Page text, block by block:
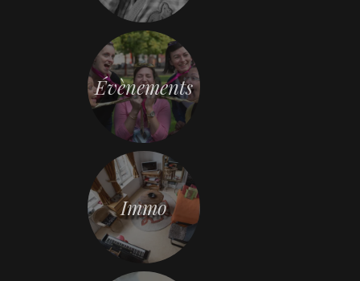
Évènements
Immo